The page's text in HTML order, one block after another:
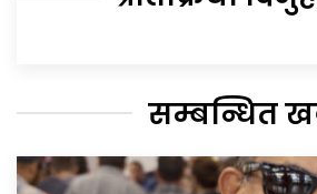
सम्बन्धित